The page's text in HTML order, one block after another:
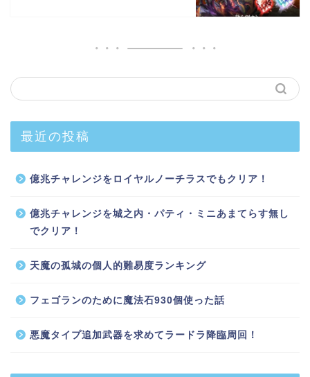
最近の投稿
億兆チャレンジをロイヤルノーチラスでもクリア！
億兆チャレンジを城之内・パティ・ミニあまてらす無し
でクリア！
天魔の孤城の個人的難易度ランキング
フェゴランのために魔法石930個使った話
悪魔タイプ追加武器を求めてラードラ降臨周回！